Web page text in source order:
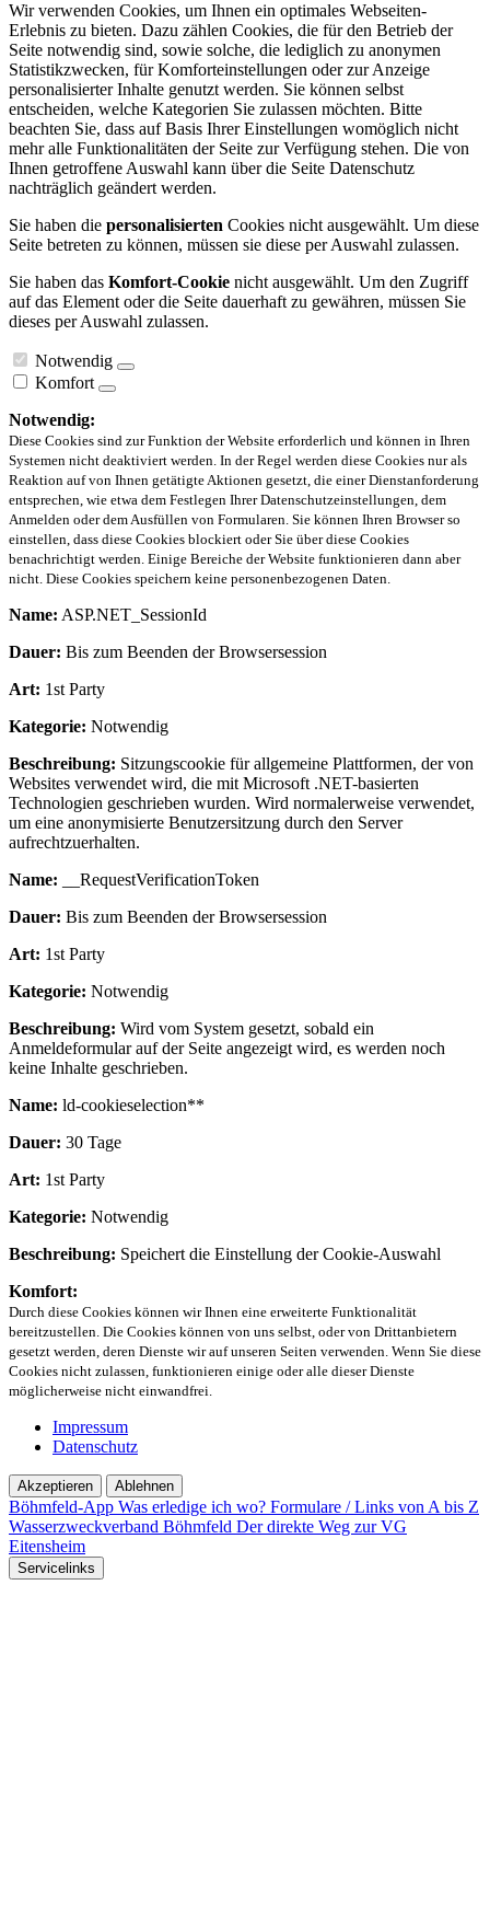
Wir verwenden Cookies, um Ihnen ein optimales Webseiten-
Erlebnis zu bieten. Dazu zählen Cookies, die für den Betrieb der
Seite notwendig sind, sowie solche, die lediglich zu anonymen
Statistikzwecken, für Komforteinstellungen oder zur Anzeige
personalisierter Inhalte genutzt werden. Sie können selbst
entscheiden, welche Kategorien Sie zulassen möchten. Bitte
beachten Sie, dass auf Basis Ihrer Einstellungen womöglich nicht
mehr alle Funktionalitäten der Seite zur Verfügung stehen. Die von
Ihnen getroffene Auswahl kann über die Seite Datenschutz
nachträglich geändert werden.
Sie haben die personalisierten Cookies nicht ausgewählt. Um diese
Seite betreten zu können, müssen sie diese per Auswahl zulassen.
Sie haben das Komfort-Cookie nicht ausgewählt. Um den Zugriff
auf das Element oder die Seite dauerhaft zu gewähren, müssen Sie
dieses per Auswahl zulassen.
Notwendig
Komfort
Notwendig:
Diese Cookies sind zur Funktion der Website erforderlich und können in Ihren
Systemen nicht deaktiviert werden. In der Regel werden diese Cookies nur als
Reaktion auf von Ihnen getätigte Aktionen gesetzt, die einer Dienstanforderung
entsprechen, wie etwa dem Festlegen Ihrer Datenschutzeinstellungen, dem
Anmelden oder dem Ausfüllen von Formularen. Sie können Ihren Browser so
einstellen, dass diese Cookies blockiert oder Sie über diese Cookies
benachrichtigt werden. Einige Bereiche der Website funktionieren dann aber
nicht. Diese Cookies speichern keine personenbezogenen Daten.
Name: ASP.NET_SessionId
Dauer: Bis zum Beenden der Browsersession
Art: 1st Party
Kategorie: Notwendig
Beschreibung: Sitzungscookie für allgemeine Plattformen, der von
Websites verwendet wird, die mit Microsoft .NET-basierten
Technologien geschrieben wurden. Wird normalerweise verwendet,
um eine anonymisierte Benutzersitzung durch den Server
aufrechtzuerhalten.
Name: __RequestVerificationToken
Dauer: Bis zum Beenden der Browsersession
Art: 1st Party
Kategorie: Notwendig
Beschreibung: Wird vom System gesetzt, sobald ein
Anmeldeformular auf der Seite angezeigt wird, es werden noch
keine Inhalte geschrieben.
Name: ld-cookieselection**
Dauer: 30 Tage
Art: 1st Party
Kategorie: Notwendig
Beschreibung: Speichert die Einstellung der Cookie-Auswahl
Komfort:
Durch diese Cookies können wir Ihnen eine erweiterte Funktionalität
bereitzustellen. Die Cookies können von uns selbst, oder von Drittanbietern
gesetzt werden, deren Dienste wir auf unseren Seiten verwenden. Wenn Sie diese
Cookies nicht zulassen, funktionieren einige oder alle dieser Dienste
möglicherweise nicht einwandfrei.
Impressum
Datenschutz
Akzeptieren Ablehnen
Böhmfeld-App Was erledige ich wo? Formulare / Links von A bis Z
Wasserzweckverband Böhmfeld Der direkte Weg zur VG
Eitensheim
Servicelinks